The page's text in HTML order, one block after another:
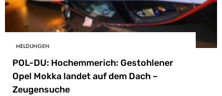
MELDUNGEN
POL-DU: Hochemmerich: Gestohlener
Opel Mokka landet auf dem Dach –
Zeugensuche